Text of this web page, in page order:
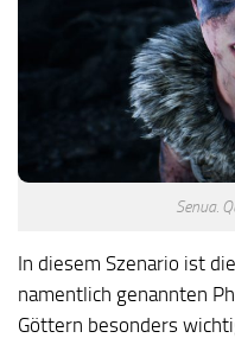
Senua.
In diesem Szenario ist
namentlich genannten
Göttern besonders